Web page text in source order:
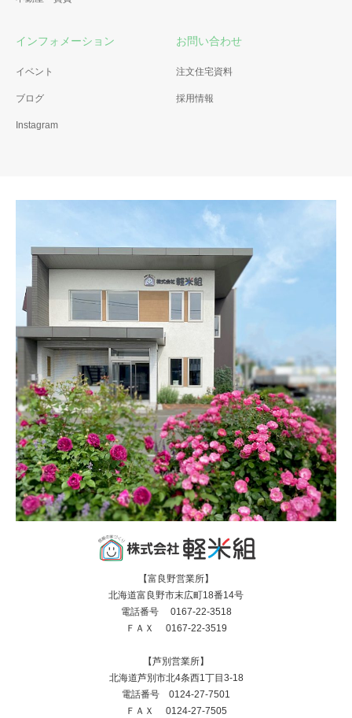
インフォメーション
イベント
ブログ
Instagram
お問い合わせ
注文住宅資料
採用情報
【富良野営業所】
北海道富良野市末広町18番14号
電話番号 0167-22-3518
ＦＡＸ 0167-22-3519
【芦別営業所】
北海道芦別市北4条西1丁目3-18
電話番号 0124-27-7501
ＦＡＸ 0124-27-7505